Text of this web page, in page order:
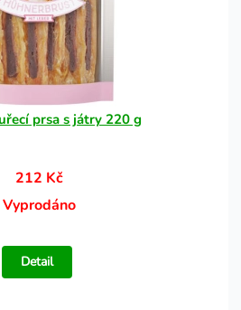
prsa s játry 220 g
212 Kč
Vyprodáno
Detail